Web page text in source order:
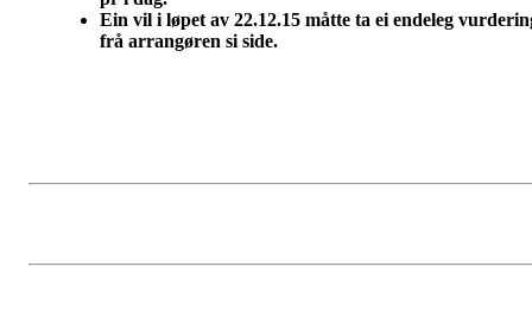
Ein vil i løpet av 22.12.15 måtte ta ei endeleg
frå arrangøren si side.